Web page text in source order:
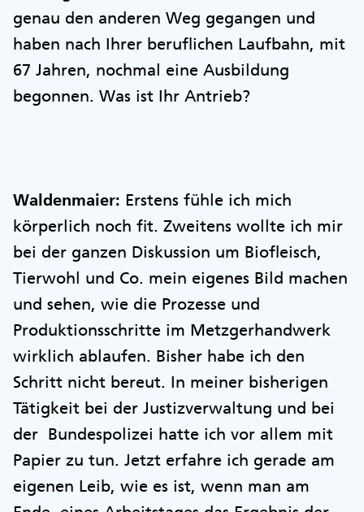
genau den anderen Weg gegangen und
haben nach Ihrer beruflichen Laufbahn, mit
67 Jahren, nochmal eine Ausbildung
begonnen. Was ist Ihr Antrieb?
Waldenmaier: Erstens fühle ich mich
körperlich noch fit. Zweitens wollte ich mir
bei der ganzen Diskussion um Biofleisch,
Tierwohl und Co. mein eigenes Bild machen
und sehen, wie die Prozesse und
Produktionsschritte im Metzgerhandwerk
wirklich ablaufen. Bisher habe ich den
Schritt nicht bereut. In meiner bisherigen
Tätigkeit bei der Justizverwaltung und bei
der Bundespolizei hatte ich vor allem mit
Papier zu tun. Jetzt erfahre ich gerade am
eigenen Leib, wie es ist, wenn man am